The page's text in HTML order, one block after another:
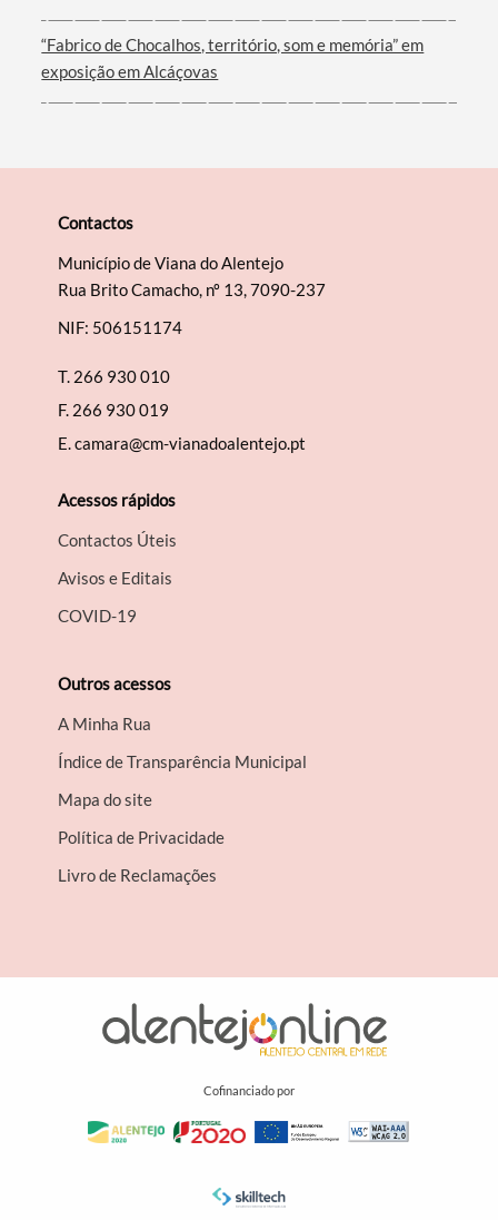
“Fabrico de Chocalhos, território, som e memória” em
exposição em Alcáçovas
Contactos
Município de Viana do Alentejo
Rua Brito Camacho, nº 13, 7090-237
NIF: 506151174
T. 266 930 010
F. 266 930 019
E.camara@cm-vianadoalentejo.pt
Acessos rápidos
Contactos Úteis
Avisos e Editais
COVID-19
Outros acessos
A Minha Rua
Índice de Transparência Municipal
Mapa do site
Política de Privacidade
Livro de Reclamações
Cofinanciado por